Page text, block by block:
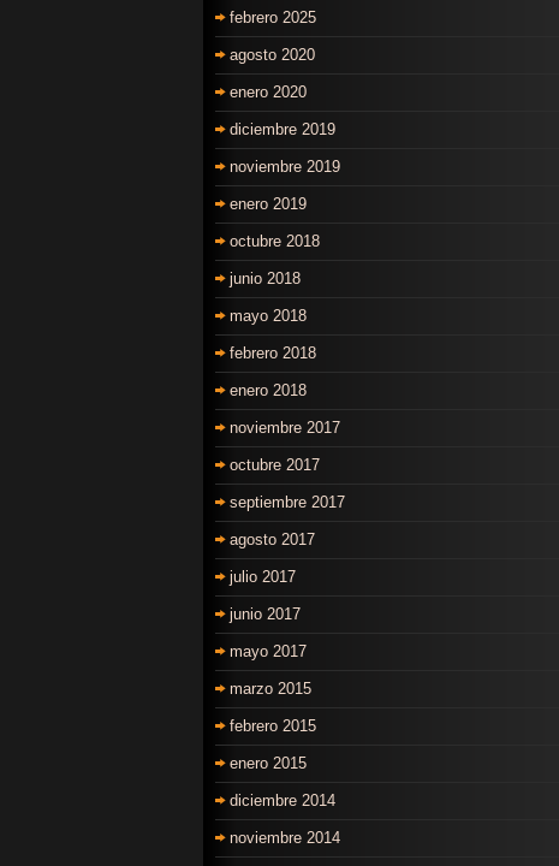
febrero 2025
agosto 2020
enero 2020
diciembre 2019
noviembre 2019
enero 2019
octubre 2018
junio 2018
mayo 2018
febrero 2018
enero 2018
noviembre 2017
octubre 2017
septiembre 2017
agosto 2017
julio 2017
junio 2017
mayo 2017
marzo 2015
febrero 2015
enero 2015
diciembre 2014
noviembre 2014